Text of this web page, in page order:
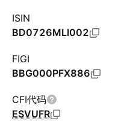
ISIN
BD0726MLI002
FIGI
BBG000PFX886
CFI代码
ESVUFR